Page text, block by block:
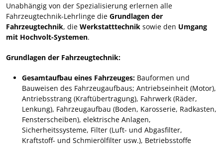
Unabhängig von der Spezialisierung erlernen alle
Fahrzeugtechnik-Lehrlinge die Grundlagen der
Fahrzeugtechnik, die Werkstatttechnik sowie den Umgang
mit Hochvolt-Systemen.
Grundlagen der Fahrzeugtechnik:
Gesamtaufbau eines Fahrzeuges: Bauformen und
Bauweisen des Fahrzeugaufbaus; Antriebseinheit (Motor),
Antriebsstrang (Kraftübertragung), Fahrwerk (Räder,
Lenkung), Fahrzeugaufbau (Boden, Karosserie, Radkasten,
Fensterscheiben), elektrische Anlagen,
Sicherheitssysteme, Filter (Luft- und Abgasfilter,
Kraftstoff- und Schmierölfilter usw.), Betriebsstoffe